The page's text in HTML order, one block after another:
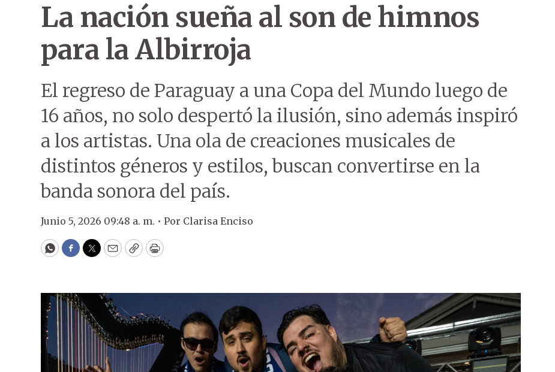
La nación sueña al son de himnos
para la Albirroja
El regreso de Paraguay a una Copa del Mundo luego de
16 años, no solo despertó la ilusión, sino además inspiró
a los artistas. Una ola de creaciones musicales de
distintos géneros y estilos, buscan convertirse en la
banda sonora del país.
Junio 5, 2026 09:48 a. m. • Por Clarisa Enciso
WhatsApp
Facebook
Twitter
EmailCopyPrint